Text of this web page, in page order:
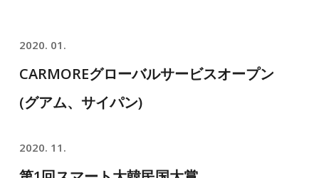
2020. 01.
CARMOREグローバルサービスオープン
(グアム、サイパン)
2020. 11.